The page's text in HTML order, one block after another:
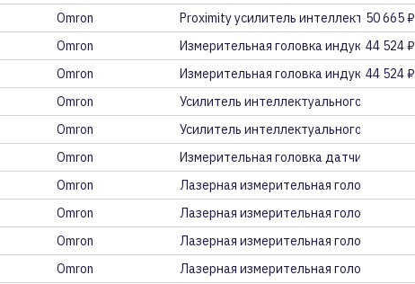
Omron Proximity усилитель интеллекту50 665 ₽
Omron Измерительная головка индуктив44 524 ₽
Omron Измерительная головка индуктив44 524 ₽
Omron Усилитель интеллектуального да
Omron Усилитель интеллектуального да
Omron Измерительная головка датчика
Omron Лазерная измерительная головка
Omron Лазерная измерительная головка
Omron Лазерная измерительная головка
Omron Лазерная измерительная головка